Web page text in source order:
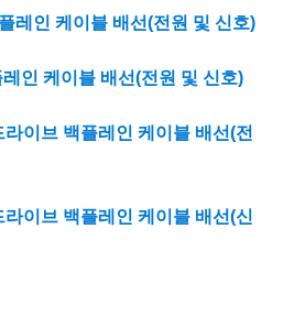
레인 케이블 배선(전원 및 신호)
인 케이블 배선(전원 및 신호)
이브 백플레인 케이블 배선(전
이브 백플레인 케이블 배선(신